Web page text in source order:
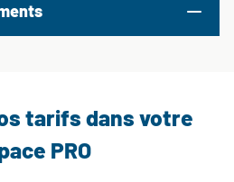
tarifs dans votre
PRO